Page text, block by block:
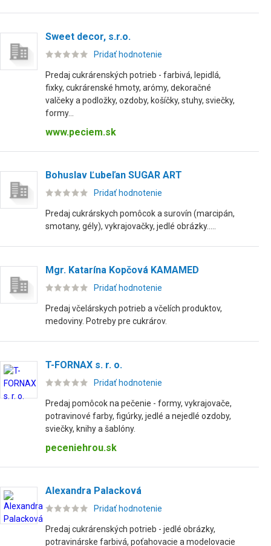
Sweet decor, s.r.o.
Pridať hodnotenie
Predaj cukrárenských potrieb - farbivá, lepidlá,
fixky, cukrárenské hmoty, arómy, dekoračné
valčeky a podložky, ozdoby, košíčky, stuhy, sviečky,
formy...
www.peciem.sk
Bohuslav Ľubeľan SUGAR ART
Pridať hodnotenie
Predaj cukrárskych pomôcok a surovín (marcipán,
smotany, gély), vykrajovačky, jedlé obrázky.....
Mgr. Katarína Kopčová KAMAMED
Pridať hodnotenie
Predaj včelárskych potrieb a včelích produktov,
medoviny. Potreby pre cukrárov.
T-FORNAX s. r. o.
Pridať hodnotenie
Predaj pomôcok na pečenie - formy, vykrajovače,
potravinové farby, figúrky, jedlé a nejedlé ozdoby,
sviečky, knihy a šablóny.
peceniehrou.sk
Alexandra Palacková
Pridať hodnotenie
Predaj cukrárenských potrieb - jedlé obrázky,
potravinárske farbivá, poťahovacie a modelovacie